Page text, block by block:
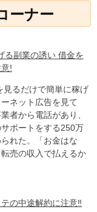
ーナー
る副業の誘い 借金を
!
見るだけで簡単に稼げ
ネット広告を見て
者から電話があり、
ポートをする250万
れた。「お金はな
売の収入で払えるか
の中途解約に注意‼